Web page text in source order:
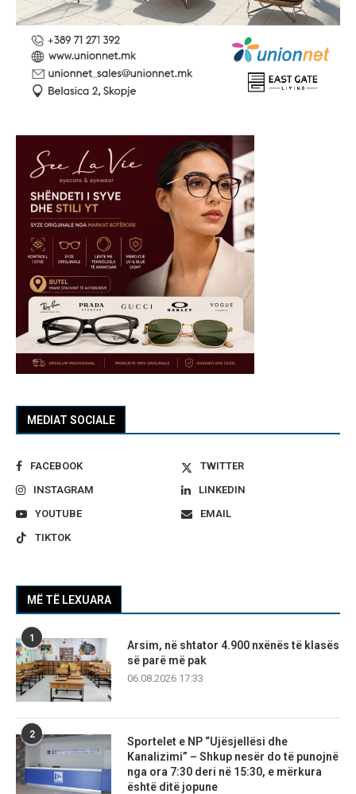
MEDIAT SOCIALE
FACEBOOK
TWITTER
INSTAGRAM
LINKEDIN
YOUTUBE
EMAIL
TIKTOK
MË TË LEXUARA
1
Arsim, në shtator 4.900 nxënës të klasës
së parë më pak
06.08.2026 17:33
2
Sportelet e NP “Ujësjellësi dhe
Kanalizimi” – Shkup nesër do të punojnë
nga ora 7:30 deri në 15:30, e mërkura
është ditë jopune